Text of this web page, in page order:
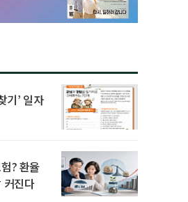
기’ 일자
? 환율
커진다